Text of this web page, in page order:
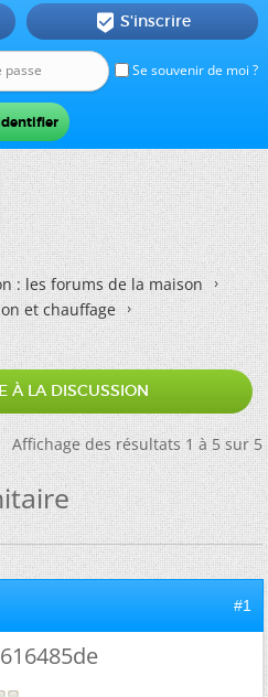
Se souvenir de moi ?
 S'inscrire
: les forums de la maison
et chauffage
À LA DISCUSSION
Affichage des résultats 1 à 5 sur 5
#1